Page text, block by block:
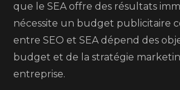
que le SEA offre des résultats
nécessite un budget publicitaire
entre SEO et SEA dépend des
budget et de la stratégie
entreprise.